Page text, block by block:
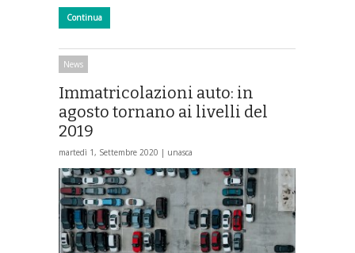
Continua
News
Immatricolazioni auto: in
agosto tornano ai livelli del
2019
martedì 1, Settembre 2020 | unasca